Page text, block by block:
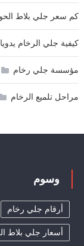
كم سعر جلي بلاط
كيفية جلي الرخام يدويا
مؤسسة جلي رخام
مراحل تلميع الرخام
وسوم
أرقام جلي رخام
أسعار جلي بلاط